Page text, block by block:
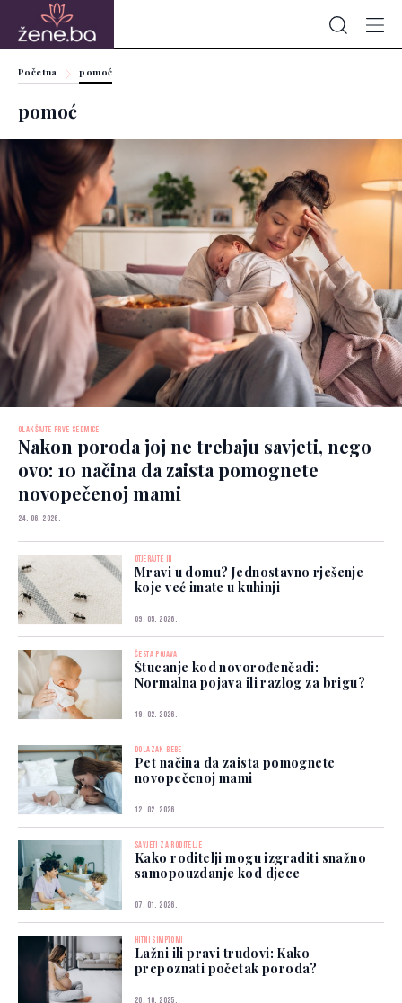
Početna pomoć
pomoć
OLAKŠAJTE PRVE SEDMICE
Nakon poroda joj ne trebaju savjeti, nego
ovo: 10 načina da zaista pomognete
novopečenoj mami
24. 06. 2026.
OTJERAJTE IH
Mravi u domu? Jednostavno rješenje
koje već imate u kuhinji
09. 05. 2026.
ČESTA POJAVA
Štucanje kod novorođenčadi:
Normalna pojava ili razlog za brigu?
19. 02. 2026.
DOLAZAK BEBE
Pet načina da zaista pomognete
novopečenoj mami
12. 02. 2026.
SAVJETI ZA RODITELJE
Kako roditelji mogu izgraditi snažno
samopouzdanje kod djece
07. 01. 2026.
HITNI SIMPTOMI
Lažni ili pravi trudovi: Kako
prepoznati početak poroda?
20. 10. 2025.